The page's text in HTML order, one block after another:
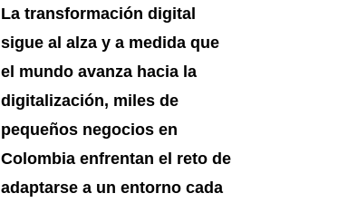
La transformación digital
sigue al alza y a medida que
el mundo avanza hacia la
digitalización, miles de
pequeños negocios en
Colombia enfrentan el reto de
adaptarse a un entorno cada